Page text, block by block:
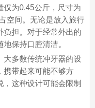
仅为0.45公斤，尺寸为
空间。无论是放入旅行
负担。对于经常外出的
保持口腔清洁。
大多数传统冲牙器的设
携带起来可能不够方
这种设计可能会限制